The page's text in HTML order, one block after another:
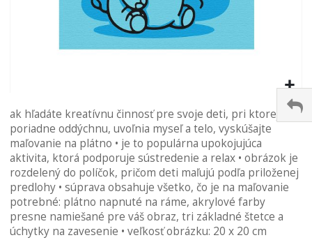
na
začiatok
galérie
obrázkov
ak hľadáte kreatívnu činnosť pre svoje deti, pri ktorej si
poriadne oddýchnu, uvoľnia myseľ a telo, vyskúšajte
maľovanie na plátno • je to populárna upokojujúca
aktivita, ktorá podporuje sústredenie a relax • obrázok je
rozdelený do políčok, pričom deti maľujú podľa priloženej
predlohy • súprava obsahuje všetko, čo je na maľovanie
potrebné: plátno napnuté na ráme, akrylové farby
presne namiešané pre váš obraz, tri základné štetce a
úchytky na zavesenie • veľkosť obrázku: 20 x 20 cm